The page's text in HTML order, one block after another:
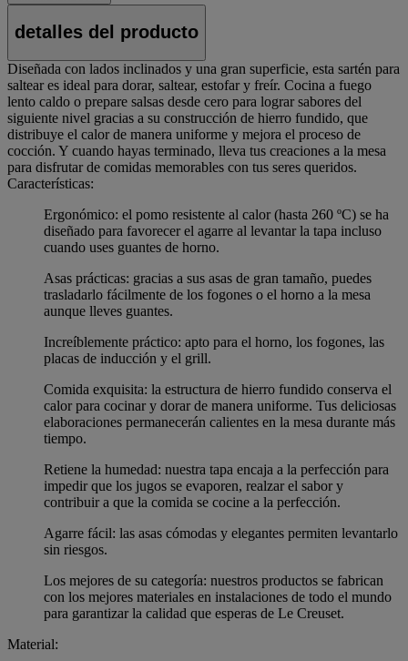
detalles del producto
Diseñada con lados inclinados y una gran superficie, esta sartén para
saltear es ideal para dorar, saltear, estofar y freír. Cocina a fuego
lento caldo o prepare salsas desde cero para lograr sabores del
siguiente nivel gracias a su construcción de hierro fundido, que
distribuye el calor de manera uniforme y mejora el proceso de
cocción. Y cuando hayas terminado, lleva tus creaciones a la mesa
para disfrutar de comidas memorables con tus seres queridos.
Características:
Ergonómico: el pomo resistente al calor (hasta 260 ºC) se ha
diseñado para favorecer el agarre al levantar la tapa incluso
cuando uses guantes de horno.
Asas prácticas: gracias a sus asas de gran tamaño, puedes
trasladarlo fácilmente de los fogones o el horno a la mesa
aunque lleves guantes.
Increíblemente práctico: apto para el horno, los fogones, las
placas de inducción y el grill.
Comida exquisita: la estructura de hierro fundido conserva el
calor para cocinar y dorar de manera uniforme. Tus deliciosas
elaboraciones permanecerán calientes en la mesa durante más
tiempo.
Retiene la humedad: nuestra tapa encaja a la perfección para
impedir que los jugos se evaporen, realzar el sabor y
contribuir a que la comida se cocine a la perfección.
Agarre fácil: las asas cómodas y elegantes permiten levantarlo
sin riesgos.
Los mejores de su categoría: nuestros productos se fabrican
con los mejores materiales en instalaciones de todo el mundo
para garantizar la calidad que esperas de Le Creuset.
Material: